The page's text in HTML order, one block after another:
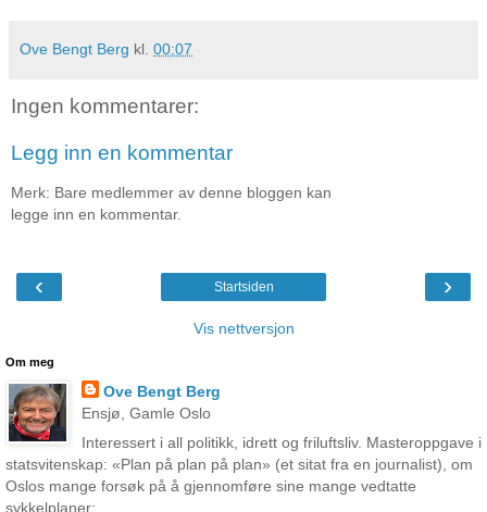
Ove Bengt Berg kl. 00:07
Ingen kommentarer:
Legg inn en kommentar
Merk: Bare medlemmer av denne bloggen kan
legge inn en kommentar.
‹ ›
Startsiden
Vis nettversjon
Om meg
Ove Bengt Berg
Ensjø, Gamle Oslo
Interessert i all politikk, idrett og friluftsliv. Masteroppgave i
statsvitenskap: «Plan på plan på plan» (et sitat fra en journalist), om
Oslos mange forsøk på å gjennomføre sine mange vedtatte
sykkelplaner: